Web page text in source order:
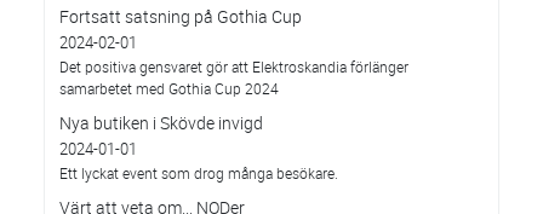
Fortsatt satsning på Gothia Cup
2024-02-01
Det positiva gensvaret gör att Elektroskandia förlänger
samarbetet med Gothia Cup 2024
Nya butiken i Skövde invigd
2024-01-01
Ett lyckat event som drog många besökare.
Värt att veta om... NODer